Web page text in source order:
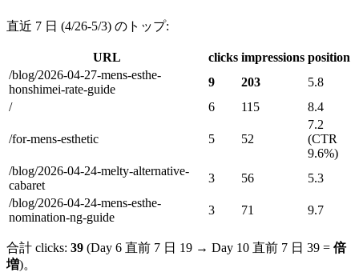
直近 7 日 (4/26-5/3) のトップ:
URL clicks impressions position
/blog/2026-04-27-mens-esthe-
honshimei-rate-guide
9 203
5.8
/
6 115 8.4
/for-mens-esthetic 5 52
7.2
(CTR
9.6%)
/blog/2026-04-24-melty-alternative-
cabaret
3 56
5.3
/blog/2026-04-24-mens-esthe-
nomination-ng-guide
3 71 9.7
合計 clicks: 39 (Day 6 直前 7 日 19 → Day 10 直前 7 日 39 = 倍
増)。